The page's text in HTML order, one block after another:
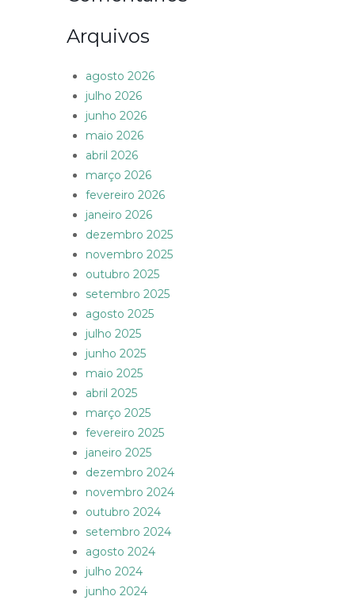
Arquivos
agosto 2026
julho 2026
junho 2026
maio 2026
abril 2026
março 2026
fevereiro 2026
janeiro 2026
dezembro 2025
novembro 2025
outubro 2025
setembro 2025
agosto 2025
julho 2025
junho 2025
maio 2025
abril 2025
março 2025
fevereiro 2025
janeiro 2025
dezembro 2024
novembro 2024
outubro 2024
setembro 2024
agosto 2024
julho 2024
junho 2024